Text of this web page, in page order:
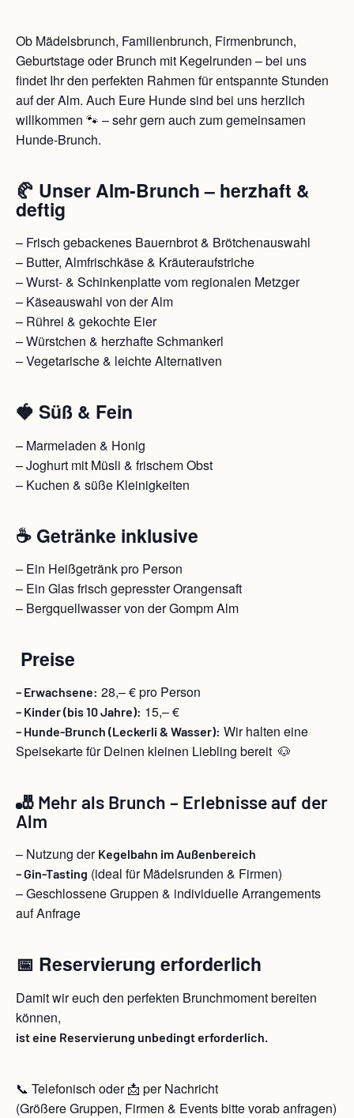
Ob Mädelsbrunch, Familienbrunch, Firmenbrunch,
Geburtstage oder Brunch mit Kegelrunden – bei uns
findet Ihr den perfekten Rahmen für entspannte Stunden
auf der Alm. Auch Eure Hunde sind bei uns herzlich
willkommen 🐾 – sehr gern auch zum gemeinsamen
Hunde-Brunch.
🥐 Unser Alm-Brunch – herzhaft &
deftig
– Frisch gebackenes Bauernbrot & Brötchenauswahl
– Butter, Almfrischkäse & Kräuteraufstriche
– Wurst- & Schinkenplatte vom regionalen Metzger
– Käseauswahl von der Alm
– Rührei & gekochte Eier
– Würstchen & herzhafte Schmankerl
– Vegetarische & leichte Alternativen
🍓 Süß & Fein
– Marmeladen & Honig
– Joghurt mit Müsli & frischem Obst
– Kuchen & süße Kleinigkeiten
☕ Getränke inklusive
– Ein Heißgetränk pro Person
– Ein Glas frisch gepresster Orangensaft
– Bergquellwasser von der Gompm Alm
Preise
– Erwachsene: 28,– € pro Person
– Kinder (bis 10 Jahre): 15,– €
– Hunde-Brunch (Leckerli & Wasser): Wir halten eine
Speisekarte für Deinen kleinen Liebling bereit 🐶
🎳 Mehr als Brunch – Erlebnisse auf der
Alm
– Nutzung der Kegelbahn im Außenbereich
– Gin-Tasting (ideal für Mädelsrunden & Firmen)
– Geschlossene Gruppen & individuelle Arrangements
auf Anfrage
📅 Reservierung erforderlich
Damit wir euch den perfekten Brunchmoment bereiten
können,
ist eine Reservierung unbedingt erforderlich.
📞 Telefonisch oder 📩 per Nachricht
(Größere Gruppen, Firmen & Events bitte vorab anfragen)